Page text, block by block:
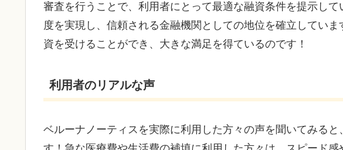
審査を行うことで、利用者にとって最適な融資条件を提示し
度を実現し、信頼される金融機関としての地位を確立してい
資を受けることができ、大きな満足を得ているのです！
利用者のリアルな声
ベルーナノーティスを実際に利用した方々の声を聞いてみる